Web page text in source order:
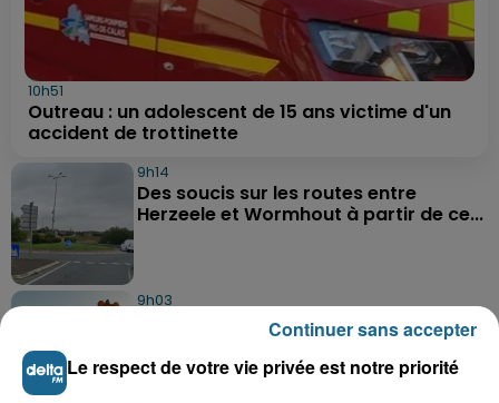
10h51
Outreau : un adolescent de 15 ans victime d'un
accident de trottinette
9h14
Des soucis sur les routes entre
Herzeele et Wormhout à partir de ce...
9h03
Un homme de 50 ans gravement
blessé dans un accident de voiture à...
Le respect de votre vie privée est notre priorité
Continuer sans accepter